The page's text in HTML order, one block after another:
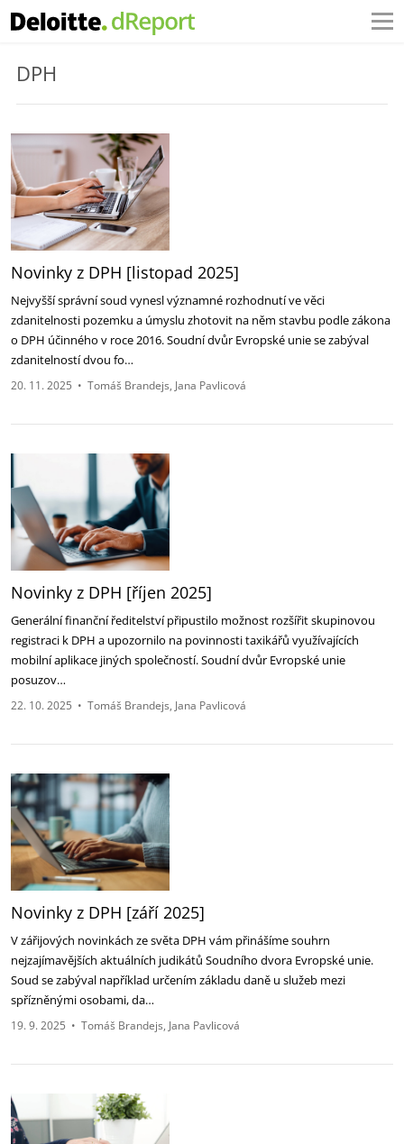
DPH
Novinky z DPH [listopad 2025]
Nejvyšší správní soud vynesl významné rozhodnutí ve věci
zdanitelnosti pozemku a úmyslu zhotovit na něm stavbu podle zákona
o DPH účinného v roce 2016. Soudní dvůr Evropské unie se zabýval
zdanitelností dvou fo…
20. 11. 2025 • Tomáš Brandejs Jana Pavlicová
Novinky z DPH [říjen 2025]‎
Generální finanční ředitelství připustilo možnost rozšířit skupinovou
registraci k DPH a upozornilo ‎na povinnosti taxikářů využívajících
mobilní aplikace jiných společností‎. Soudní dvůr Evropské unie
‎posuzov…
22. 10. 2025 • Tomáš Brandejs Jana Pavlicová
Novinky z DPH [září 2025]‎
V zářijových novinkách ze světa DPH vám přinášíme souhrn
nejzajímavějších aktuálních judikátů ‎Soudního dvora Evropské unie.
Soud se zabýval například určením základu daně u služeb mezi
‎spřízněnými osobami, da…
19. 9. 2025 • Tomáš Brandejs Jana Pavlicová